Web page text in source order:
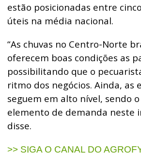
estão posicionadas entre
úteis na média nacional.
“As chuvas no Centro-Norte
oferecem boas condições as
possibilitando que o
ritmo dos negócios. Ainda, as
seguem em alto nível, sendo
elemento de demanda neste
disse.
>> SIGA O CANAL DO